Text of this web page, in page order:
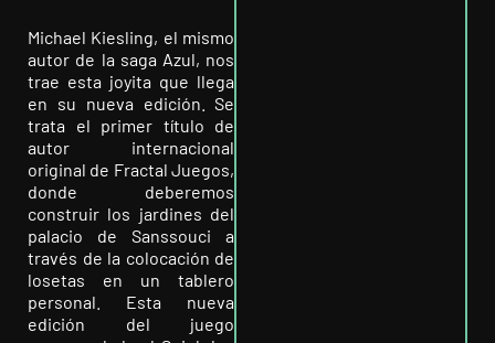
Michael Kiesling, el mismo
autor de la saga Azul, nos
trae esta joyita que llega
en su nueva edición. Se
trata el primer título de
autor internacional
original de Fractal Juegos,
donde deberemos
construir los jardines del
palacio de Sanssouci a
través de la colocación de
losetas en un tablero
personal. Esta nueva
edición del juego